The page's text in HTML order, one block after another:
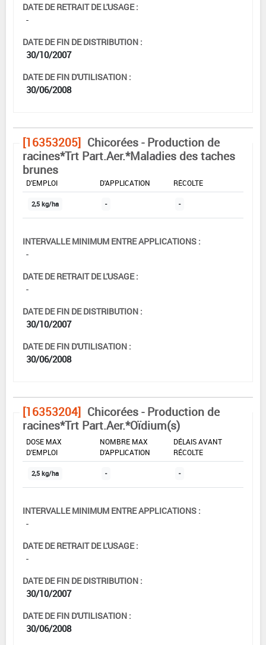
DATE DE RETRAIT DE L'USAGE :
-
DATE DE FIN DE DISTRIBUTION :
30/10/2007
DATE DE FIN D'UTILISATION :
30/06/2008
[16353205] Chicorées - Production de
racines*Trt Part.Aer.*Maladies des taches
brunes
DOSE MAX
D'EMPLOI
D'APPLICATION
RÉCOLTE
2,5 kg/ha - -
INTERVALLE MINIMUM ENTRE APPLICATIONS :
-
DATE DE RETRAIT DE L'USAGE :
-
DATE DE FIN DE DISTRIBUTION :
30/10/2007
DATE DE FIN D'UTILISATION :
30/06/2008
[16353204] Chicorées - Production de
racines*Trt Part.Aer.*Oïdium(s)
DOSE MAX
D'EMPLOI
NOMBRE MAX
D'APPLICATION
DÉLAIS AVANT
RÉCOLTE
2,5 kg/ha - -
INTERVALLE MINIMUM ENTRE APPLICATIONS :
-
DATE DE RETRAIT DE L'USAGE :
-
DATE DE FIN DE DISTRIBUTION :
30/10/2007
DATE DE FIN D'UTILISATION :
30/06/2008